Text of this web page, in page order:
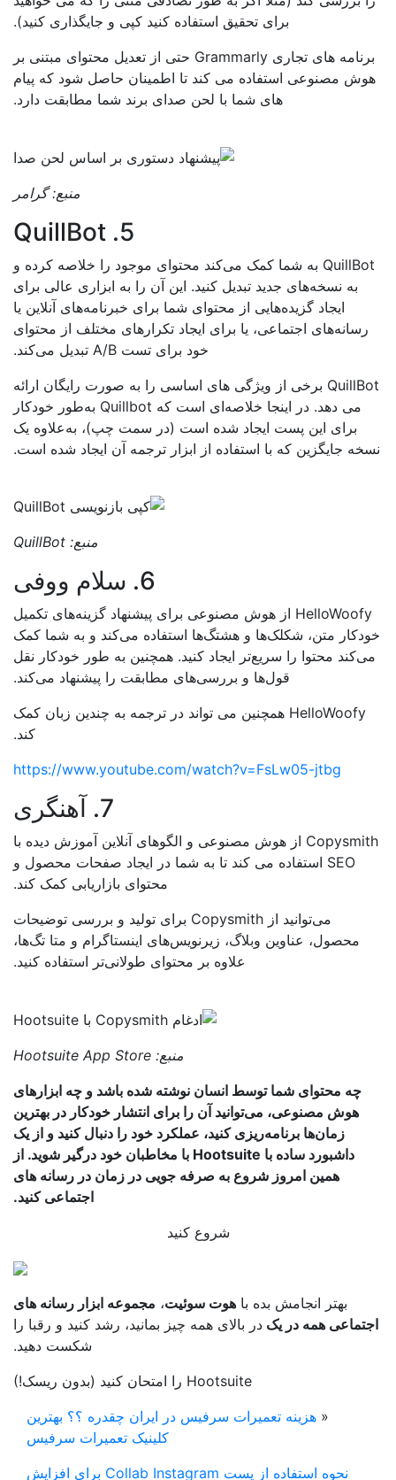
برای تحقیق استفاده کنید کپی و جایگذاری کنید).
برنامه های تجاری Grammarly حتی از تعدیل محتوای مبتنی بر
مصنوعی استفاده می کند تا اطمینان حاصل شود که پیام
های شما با لحن صدای برند شما مطابقت دارد.
منبع:گرامر
QuillBot به شما کمک می‌کند محتوای موجود را خلاصه کرده و
به نسخه‌های جدید تبدیل کنید. این آن را به ابزاری عالی برای
ایجاد گزیده‌هایی از محتوای شما برای خبرنامه‌های آنلاین یا
رسانه‌های اجتماعی، یا برای ایجاد تکرارهای مختلف از محتوای
خود برای تست A/B تبدیل می‌کند.
QuillBot برخی از ویژگی های اساسی را به صورت رایگان ارائه
می دهد. در اینجا خلاصه‌ای است که Quillbot به‌طور خودکار
برای این پست ایجاد شده است (در سمت چپ)، به‌علاوه یک
جایگزین که با استفاده از ابزار ترجمه آن ایجاد شده است.
منبع:QuillBot
HelloWoofy از هوش مصنوعی برای پیشنهاد گزینه‌های تکمیل
متن، شکلک‌ها و هشتگ‌ها استفاده می‌کند و به شما کمک
محتوا را سریع‌تر ایجاد کنید. همچنین به طور خودکار نقل
قول‌ها و بررسی‌های مطابقت را پیشنهاد می‌کند.
HelloWoofy همچنین می تواند در ترجمه به چندین زبان کمک
https://www.youtube.com/watch?v=FsLw05-jtbg
Copysmith از هوش مصنوعی و الگوهای آنلاین آموزش دیده با
SEO استفاده می کند تا به شما در ایجاد صفحات محصول و
محتوای بازاریابی کمک کند.
می‌توانید از Copysmith برای تولید و بررسی توضیحات
محصول، عناوین وبلاگ، زیرنویس‌های اینستاگرام و متا تگ‌ها،
علاوه بر محتوای طولانی‌تر استفاده کنید.
منبع:Hootsuite App Store
چه محتوای شما توسط انسان نوشته شده باشد و چه ابزارهای
هوش مصنوعی، می‌توانید آن را برای انتشار خودکار در بهترین
زمان‌ها برنامه‌ریزی کنید، عملکرد خود را دنبال کنید و از یک
داشبورد ساده با Hootsuite با مخاطبان خود درگیر شوید. از
همین امروز شروع به صرفه جویی در زمان در رسانه های
اجتماعی کنید.
شروع کنید
بهتر انجامش بده باهوت سوئیت،مجموعه ابزار رسانه های
همه در یک در بالای همه چیز بمانید، رشد کنید و رقبا را
شکست دهید.
Hootsuite را امتحان کنید (بدون ریسک!)
هزینه تعمیرات سرفیس در ایران چقدره ؟؟ بهترین
کلینیک تعمیرات سرفیس
نحوه استفاده از پست Collab Instagram برای افزایش